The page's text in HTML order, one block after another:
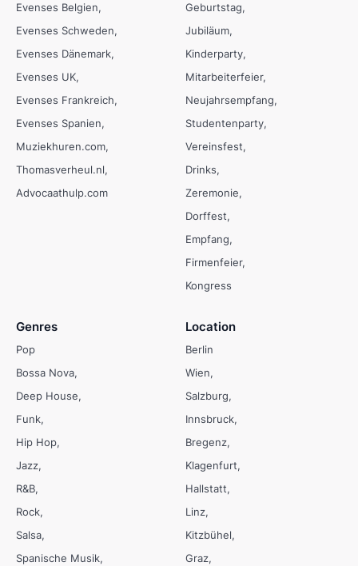
Evenses Belgien
Evenses Schweden
Evenses Dänemark
Evenses UK
Evenses Frankreich
Evenses Spanien
Muziekhuren.com
Thomasverheul.nl
Advocaathulp.com
Geburtstag
Jubiläum
Kinderparty
Mitarbeiterfeier
Neujahrsempfang
Studentenparty
Vereinsfest
Drinks
Zeremonie
Dorffest
Empfang
Firmenfeier
Kongress
Genres
Pop
Bossa Nova
Deep House
Funk
Hip Hop
Jazz
R&B
Rock
Salsa
Spanische Musik
Location
Berlin
Wien
Salzburg
Innsbruck
Bregenz
Klagenfurt
Hallstatt
Linz
Kitzbühel
Graz